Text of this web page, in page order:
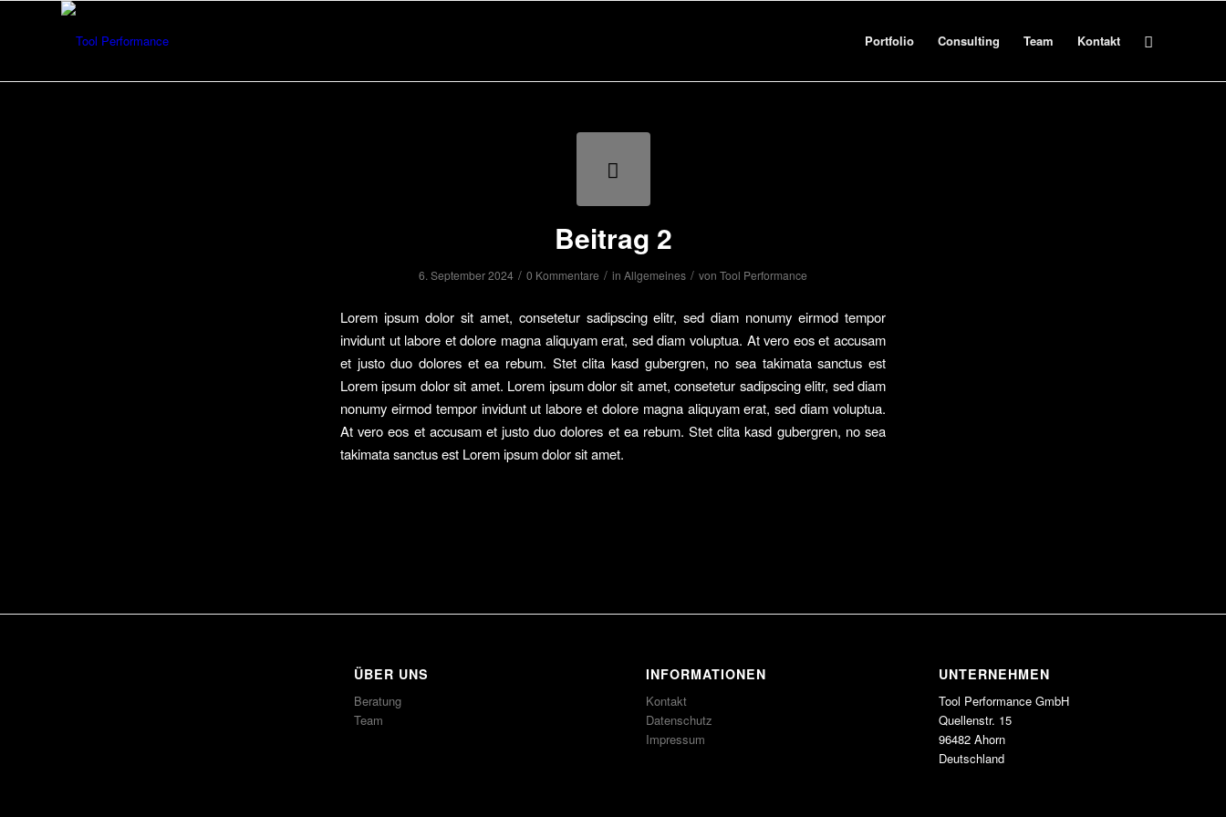
Portfolio Consulting Team Kontakt
Beitrag 2
6. September 2024 / 0 Kommentare / in Allgemeines / von Tool Performance
Lorem ipsum dolor sit amet, consetetur sadipscing elitr, sed diam nonumy eirmod tempor
invidunt ut labore et dolore magna aliquyam erat, sed diam voluptua. At vero eos et accusam
et justo duo dolores et ea rebum. Stet clita kasd gubergren, no sea takimata sanctus est
Lorem ipsum dolor sit amet. Lorem ipsum dolor sit amet, consetetur sadipscing elitr, sed diam
nonumy eirmod tempor invidunt ut labore et dolore magna aliquyam erat, sed diam voluptua.
At vero eos et accusam et justo duo dolores et ea rebum. Stet clita kasd gubergren, no sea
takimata sanctus est Lorem ipsum dolor sit amet.
ÜBER UNS
Beratung
Team
INFORMATIONEN
Kontakt
Datenschutz
Impressum
UNTERNEHMEN
Tool Performance GmbH
Quellenstr. 15
96482 Ahorn
Deutschland